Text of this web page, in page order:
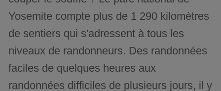
Yosemite compte plus de 1 290 kilomètres
de sentiers qui s'adressent à tous les
niveaux de randonneurs. Des randonnées
faciles de quelques heures aux
randonnées difficiles de plusieurs jours, il y